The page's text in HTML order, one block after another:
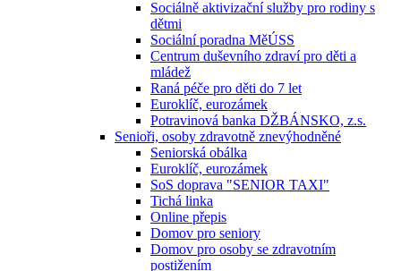
Sociálně aktivizační služby pro rodiny s
dětmi
Sociální poradna MěÚSS
Centrum duševního zdraví pro děti a
mládež
Raná péče pro děti do 7 let
Euroklíč, eurozámek
Potravinová banka DŽBÁNSKO, z.s.
Senioři, osoby zdravotně znevýhodněné
Seniorská obálka
Euroklíč, eurozámek
SoS doprava "SENIOR TAXI"
Tichá linka
Online přepis
Domov pro seniory
Domov pro osoby se zdravotním
postižením